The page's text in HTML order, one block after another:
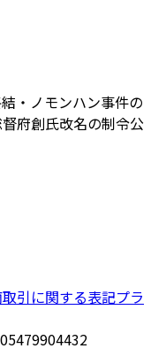
・ノモンハン事件の
府創氏改名の制令公
引に関する表記プラ